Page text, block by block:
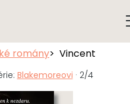
romány Vincent
Blakemoreovi · 2/4